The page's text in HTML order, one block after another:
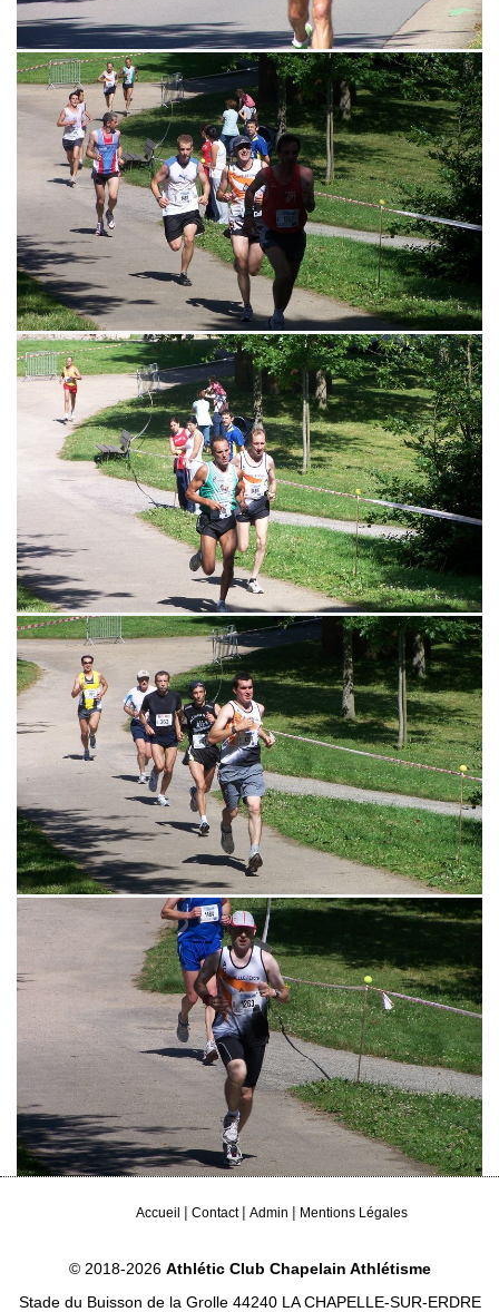
Accueil |Contact|Admin | Mentions Légales
© 2018-2026 Athlétic Club Chapelain Athlétisme
Stade du Buisson de la Grolle 44240 LA CHAPELLE-SUR-ERDRE